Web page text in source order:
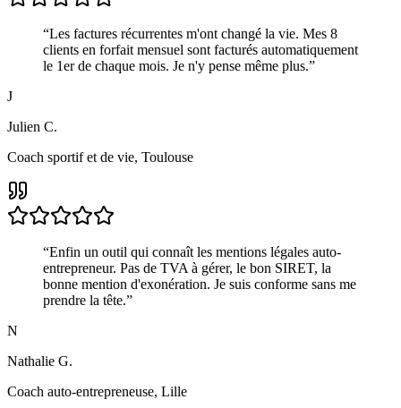
“Les factures récurrentes m'ont changé la vie. Mes 8
clients en forfait mensuel sont facturés automatiquement
le 1er de chaque mois. Je n'y pense même plus.”
J
Julien C.
Coach sportif et de vie, Toulouse
“Enfin un outil qui connaît les mentions légales auto-
entrepreneur. Pas de TVA à gérer, le bon SIRET, la
bonne mention d'exonération. Je suis conforme sans me
prendre la tête.”
N
Nathalie G.
Coach auto-entrepreneuse, Lille